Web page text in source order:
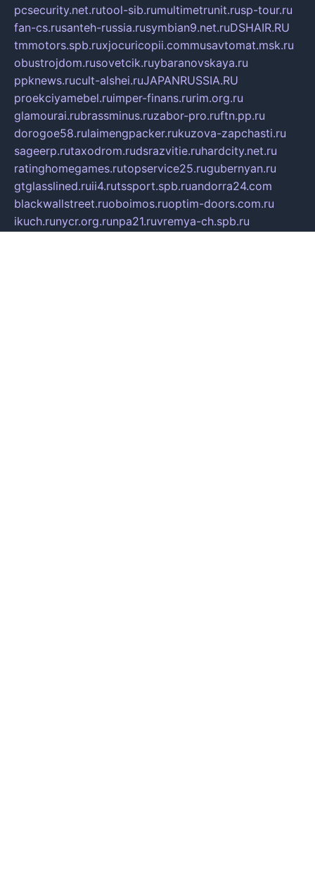
pcsecurity.net.rutool-sib.rumultimetrunit.rusp-tour.ru
fan-cs.rusanteh-russia.rusymbian9.net.ruDSHAIR.RU
tmmotors.spb.ruxjocuricopii.commusavtomat.msk.ru
obustrojdom.rusovetcik.ruybaranovskaya.ru
ppknews.rucult-alshei.ruJAPANRUSSIA.RU
proekciyamebel.ruimper-finans.rurim.org.ru
glamourai.rubrassminus.ruzabor-pro.ruftn.pp.ru
dorogoe58.rulaimengpacker.rukuzova-zapchasti.ru
sageerp.rutaxodrom.rudsrazvitie.ruhardcity.net.ru
ratinghomegames.rutopservice25.rugubernyan.ru
gtglasslined.ruii4.rutssport.spb.ruandorra24.com
blackwallstreet.ruoboimos.ruoptim-doors.com.ru
ikuch.runycr.org.runpa21.ruvremya-ch.spb.ru